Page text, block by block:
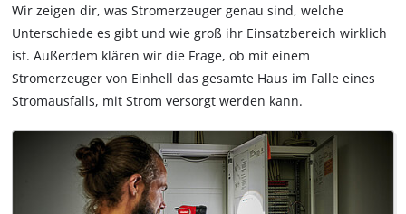
Wir zeigen dir, was Stromerzeuger genau sind, welche
Unterschiede es gibt und wie groß ihr Einsatzbereich wirklich
ist. Außerdem klären wir die Frage, ob mit einem
Stromerzeuger von Einhell das gesamte Haus im Falle eines
Stromausfalls, mit Strom versorgt werden kann.